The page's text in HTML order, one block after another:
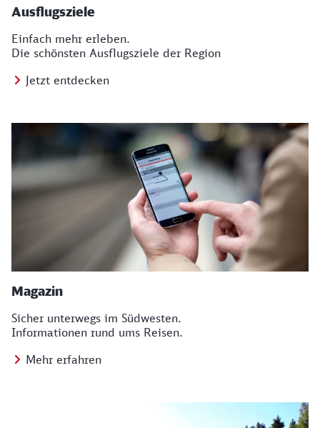
Ausflugsziele
Einfach mehr erleben.
Die schönsten Ausflugsziele der Region
Jetzt entdecken
Magazin
Sicher unterwegs im Südwesten.
Informationen rund ums Reisen.
Mehr erfahren